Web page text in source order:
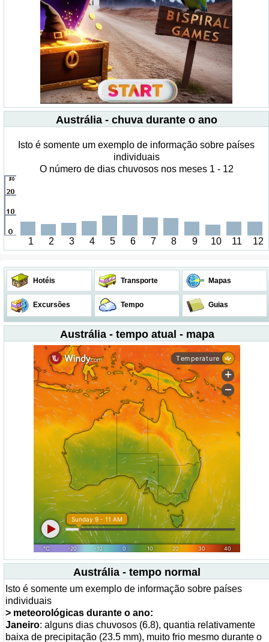
Austrália - chuva durante o ano
Isto é somente um exemplo de informação sobre países
individuais
O número de dias chuvosos nos meses 1 - 12
1 2 3 4 5 6 7 8 9 10 11 12
Hotéis Transporte Mapas
Excursões Tempo Guias
Austrália - tempo atual - mapa
Austrália - tempo normal
Isto é somente um exemplo de informação sobre países
individuais
> meteorológicas durante o ano:
Janeiro: alguns dias chuvosos (6.8), quantia relativamente
baixa de precipitação (23.5 mm), muito frio mesmo durante o